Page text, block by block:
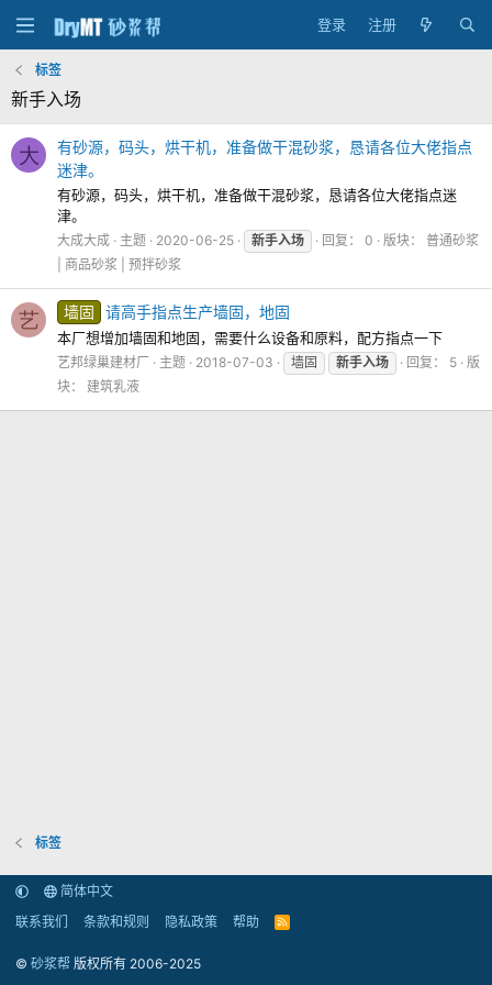
登录 注册
标签
新手入场
大
有砂源，码头，烘干机，准备做干混砂浆，恳请各位大佬指点
迷津。
有砂源，码头，烘干机，准备做干混砂浆，恳请各位大佬指点迷
津。
大成大成 主题 2020-06-25 新手入场 回复： 0 版块： 普通砂浆
| 商品砂浆 | 预拌砂浆
艺 墙固 请高手指点生产墙固，地固
本厂想增加墙固和地固，需要什么设备和原料，配方指点一下
艺邦绿巢建材厂 主题 2018-07-03 墙固 新手入场 回复： 5 版
块： 建筑乳液
标签
简体中文
联系我们
条款和规则 隐私政策 帮助
R
© 砂浆帮 版权所有 2006-2025